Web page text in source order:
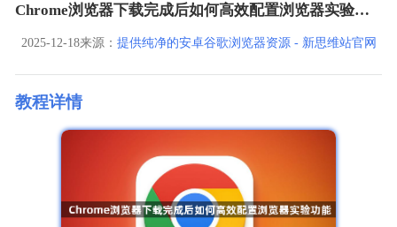
Chrome浏览器下载完成后如何高效配置浏览器实验功能
2025-12-18来源： 提供纯净的安卓谷歌浏览器资源 - 新思维站官网
教程详情